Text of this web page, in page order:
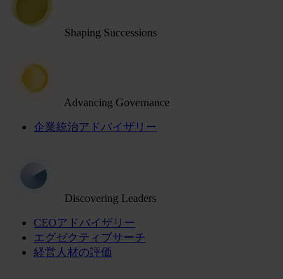
Shaping Successions
Advancing Governance
企業統治アドバイザリー
Discovering Leaders
CEOアドバイザリー
エグゼクティブサーチ
経営人材の評価